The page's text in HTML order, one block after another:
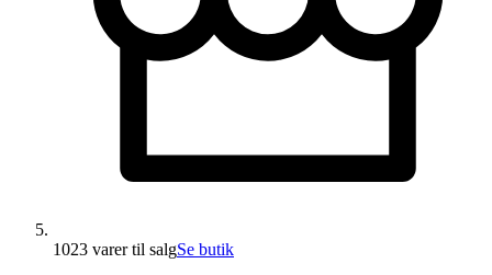
1023 varertil salgSe butik